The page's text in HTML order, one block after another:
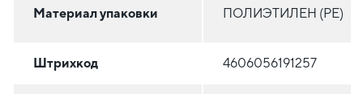
Материал упаковки ПОЛИЭТИЛЕН (PE)
Штрихкод 4606056191257